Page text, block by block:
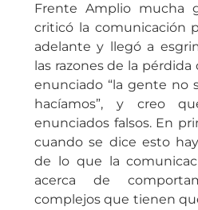
Frente Amplio mucha
criticó la comunicación
adelante y llegó a
las razones de la
enunciado “la gente no
hacíamos”, y creo
enunciados falsos. En
cuando se dice esto
de lo que la
acerca de
complejos que tienen